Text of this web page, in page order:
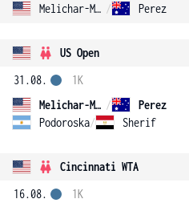
Melichar-Martinez / Perez
US Open
31.08.
Melichar-Martinez /
Perez
Podoroska/ Sherif
1K
Cincinnati WTA
16.08.
1K